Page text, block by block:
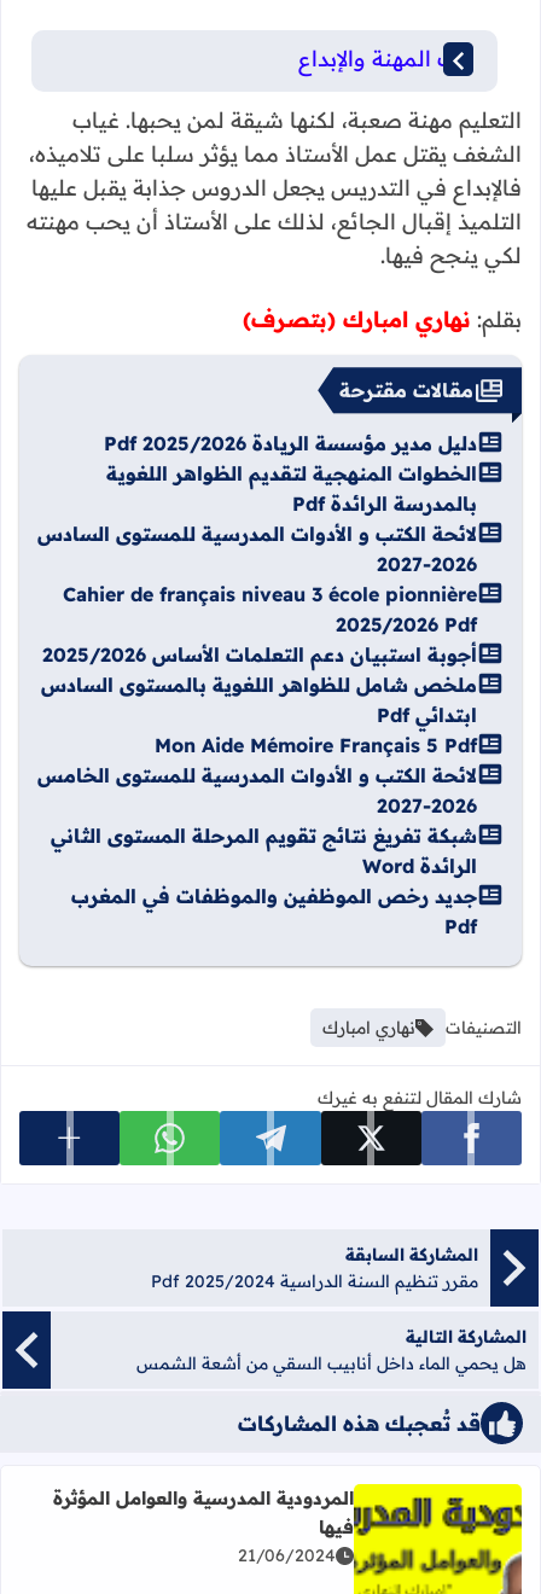
حب المهنة والإبداع
التعليم مهنة صعبة، لكنها شيقة لمن يحبها. غياب
الشغف يقتل عمل الأستاذ مما يؤثر سلبا على تلاميذه،
فالإبداع في التدريس يجعل الدروس جذابة يقبل عليها
التلميذ إقبال الجائع، لذلك على الأستاذ أن يحب مهنته
لكي ينجح فيها.
بقلم: نهاري امبارك (بتصرف)
مقالات مقترحة
دليل مدير مؤسسة الريادة 2025/2026 Pdf
الخطوات المنهجية لتقديم الظواهر اللغوية
بالمدرسة الرائدة Pdf
لائحة الكتب و الأدوات المدرسية للمستوى السادس
2026-2027
Cahier de français niveau 3 école pionnière
2025/2026 Pdf
أجوبة استبيان دعم التعلمات الأساس 2025/2026
ملخص شامل للظواهر اللغوية بالمستوى السادس
ابتدائي Pdf
Mon Aide Mémoire Français 5 Pdf
لائحة الكتب و الأدوات المدرسية للمستوى الخامس
2026-2027
شبكة تفريغ نتائج تقويم المرحلة المستوى الثاني
الرائدة Word
جديد رخص الموظفين والموظفات في المغرب
Pdf
التصنيفات نهاري امبارك
شارك المقال لتنفع به غيرك
شارك على facebook شارك على x شارك على telegram شارك على whatsapp عرض
المشاركة السابقة
مقرر تنظيم السنة الدراسية 2025/2024 Pdf
المشاركة التالية
هل يحمي الماء داخل أنابيب السقي من أشعة الشمس
قد تُعجبك هذه المشاركات
اقرأ المزيد عن المردودية المدرسية والعوامل المؤثرة فيها
المردودية المدرسية والعوامل المؤثرة
فيها
21/06/2024